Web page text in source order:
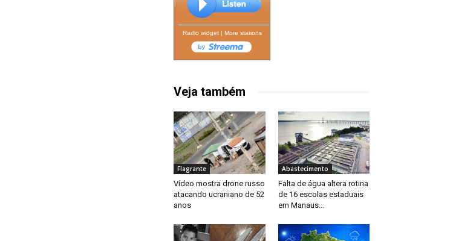
Radio widget| More stations
Veja também
Flagrante
Vídeo mostra drone russo
atacando ucraniano de 52
anos
Abastecimento
Falta de água altera rotina
de 16 escolas estaduais
em Manaus...